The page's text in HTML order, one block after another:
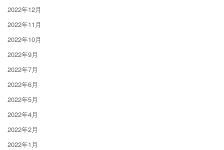
2022年12月
2022年11月
2022年10月
2022年9月
2022年7月
2022年6月
2022年5月
2022年4月
2022年2月
2022年1月